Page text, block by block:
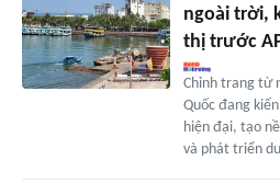
ngoài trời,
thị trước
Chỉnh trang từ
Quốc đang
hiện đại, tạo
và phát triển